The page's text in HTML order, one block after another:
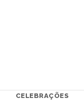
CELEBRAÇÕES